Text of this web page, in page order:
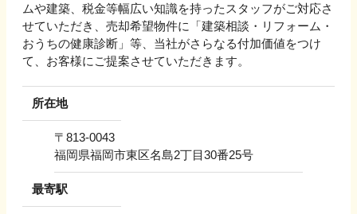
ムや建築、税金等幅広い知識を持ったスタッフがご対応さ
せていただき、売却希望物件に「建築相談・リフォーム・
おうちの健康診断」等、当社がさらなる付加価値をつけ
て、お客様にご提案させていただきます。
所在地
〒 813-0043
福岡県福岡市東区名島2丁目30番25号
最寄駅